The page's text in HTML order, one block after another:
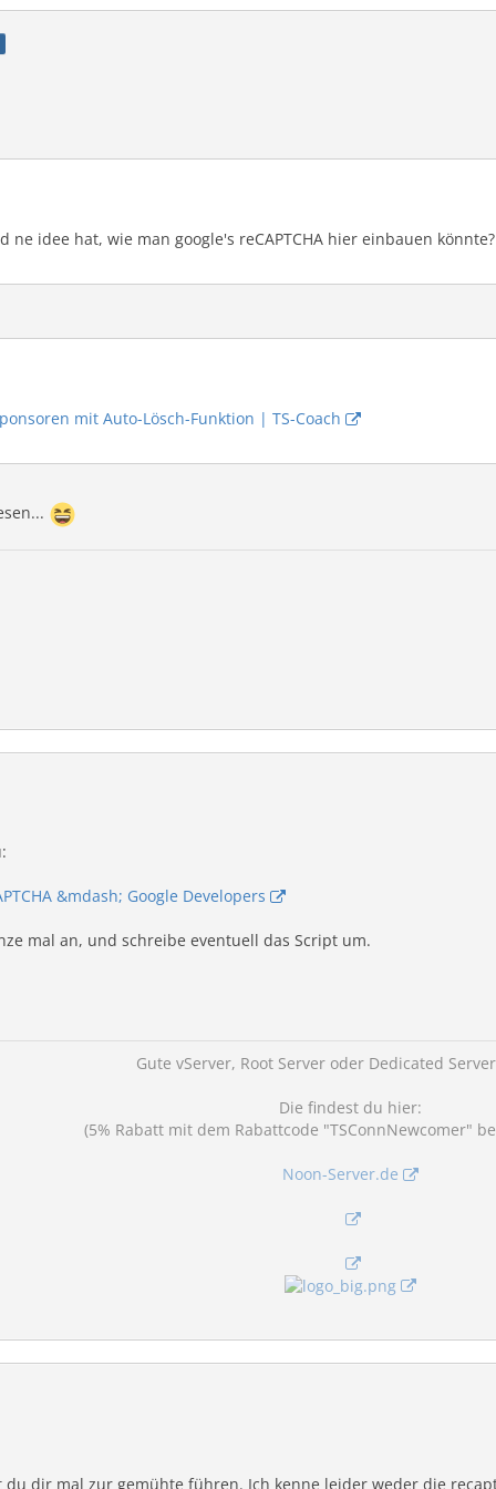
idee hat, wie man google's reCAPTCHA hier einbauen könnte?
mit Auto-Lösch-Funktion | TS-Coach
&mdash; Google Developers
mal an, und schreibe eventuell das Script um.
Gute vServer, Root Server oder Dedicated
Die findest du hier:
(5% Rabatt mit dem Rabattcode "TSConnNewcomer"
Noon-Server.de
dir mal zur gemühte führen. Ich kenne leider weder die